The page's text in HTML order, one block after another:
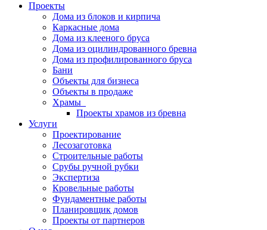
Проекты
Дома из блоков и кирпича
Каркасные дома
Дома из клееного бруса
Дома из оцилиндрованного бревна
Дома из профилированного бруса
Бани
Объекты для бизнеса
Объекты в продаже
Храмы
Проекты храмов из бревна
Услуги
Проектирование
Лесозаготовка
Строительные работы
Срубы ручной рубки
Экспертиза
Кровельные работы
Фундаментные работы
Планировщик домов
Проекты от партнеров